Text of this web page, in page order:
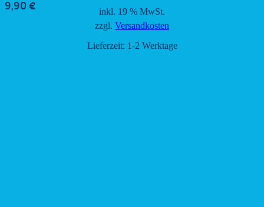
9,90 €
inkl. 19 % MwSt.
zzgl. Versandkosten
Lieferzeit: 1-2 Werktage